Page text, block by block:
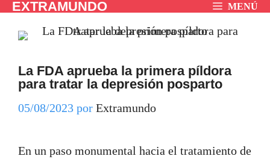
Saltar
contenido
EXTRAMUNDO MENÚ
La FDA aprueba la primera píldora
para tratar la depresión posparto
05/08/2023 por Extramundo
En un paso monumental hacia el tratamiento de